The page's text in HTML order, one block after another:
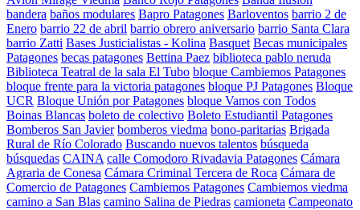
bandera baños modulares Bapro Patagones Barloventos barrio 2 de
Enero barrio 22 de abril barrio obrero aniversario barrio Santa Clara
barrio Zatti Bases Justicialistas - Kolina Basquet Becas municipales
Patagones becas patagones Bettina Paez biblioteca pablo neruda
Biblioteca Teatral de la sala El Tubo bloque Cambiemos Patagones
bloque frente para la victoria patagones bloque PJ Patagones Bloque
UCR Bloque Unión por Patagones bloque Vamos con Todos
Boinas Blancas boleto de colectivo Boleto Estudiantil Patagones
Bomberos San Javier bomberos viedma bono-paritarias Brigada
Rural de Río Colorado Buscando nuevos talentos búsqueda
búsquedas CAINA calle Comodoro Rivadavia Patagones Cámara
Agraria de Conesa Cámara Criminal Tercera de Roca Cámara de
Comercio de Patagones Cambiemos Patagones Cambiemos viedma
camino a San Blas camino Salina de Piedras camioneta Campeonato